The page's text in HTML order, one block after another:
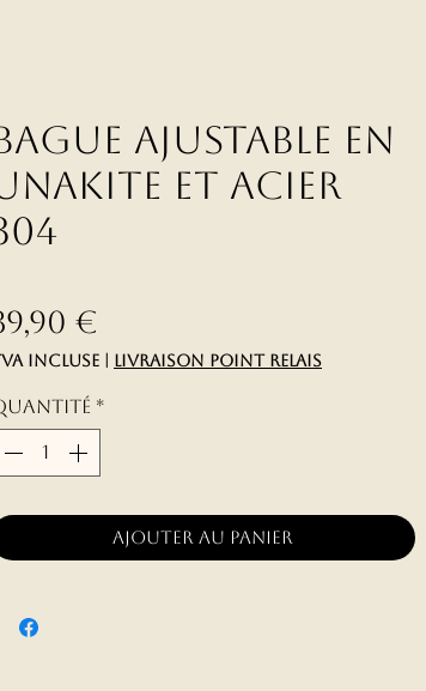
Ajustable en
et Acier
€
Incluse livraison point relais
*
Ajouter au panier